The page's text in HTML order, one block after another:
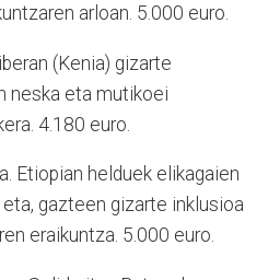
arloan. 5.000 euro.
(Kenia) gizarte
neska eta mutikoei
4.180 euro.
Etiopian helduek elikagaien
gazteen gizarte inklusioa
eraikuntza. 5.000 euro.